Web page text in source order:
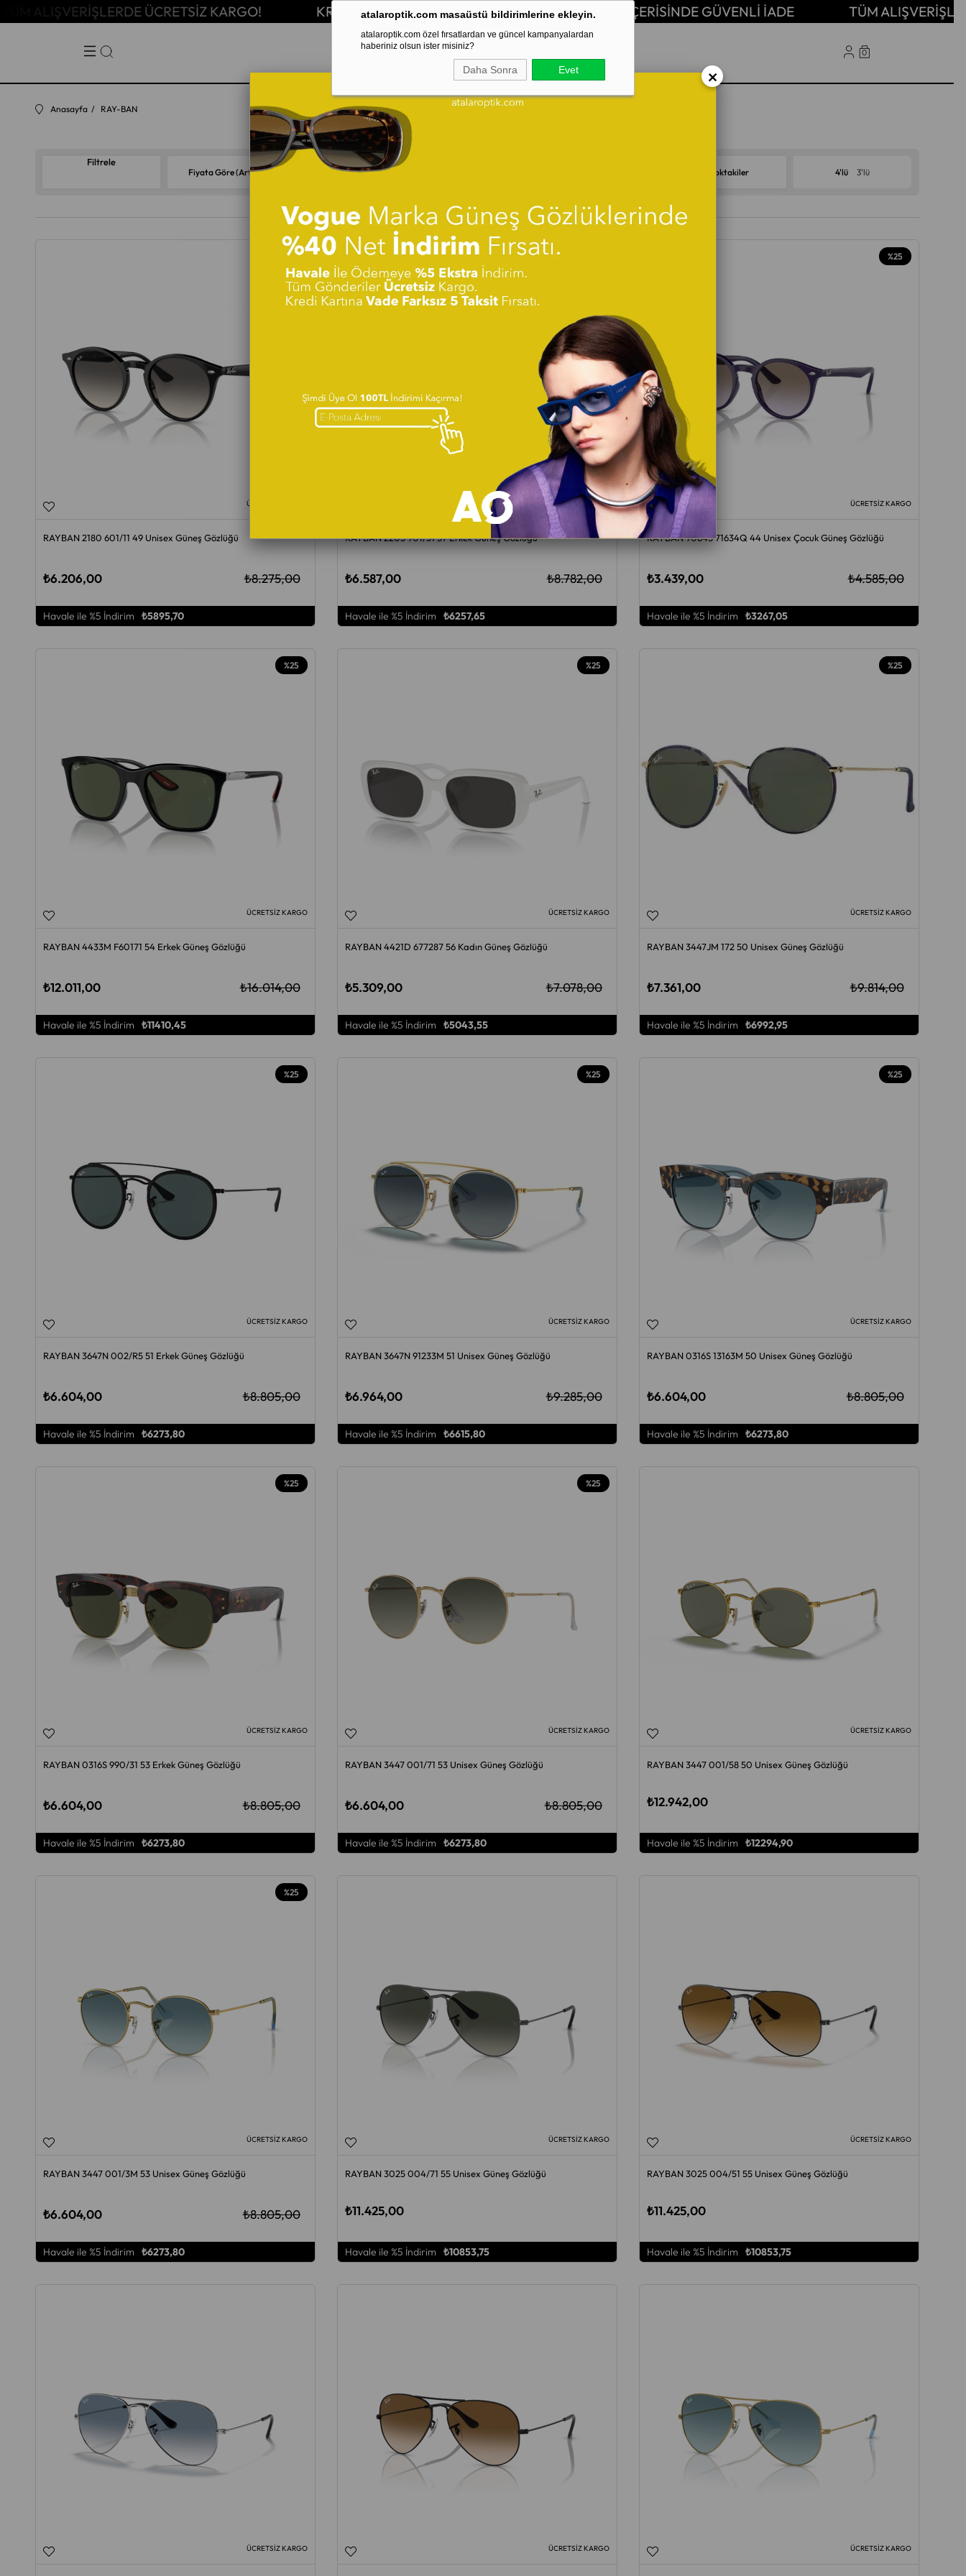
atalaroptik.com masaüstü bildirimlerine ekleyin.
atalaroptik.com özel fırsatlardan ve güncel kampanyalardan
haberiniz olsun ister misiniz?
Daha Sonra Evet
ÜCRETSİZ KARGO! KREDİ KARTINA 9 TAKSİT FIRSATI! 7 GÜN İÇERİSİNDE GÜVENLİ İADE TÜM ALIŞVERİŞLERDE ÜCRETSİZ
0
Anasayfa RAY-BAN
Filtrele
Fiyata Göre (Artan) Fiyata Göre (Azalan) Stoktakiler 4'lü 3'lü
ÜCRETSIZ KARGO
RAYBAN 2180 601/11 49 Unisex Güneş Gözlüğü
₺6.206,00 ₺8.275,00
Havale ile %5 İndirim ₺5895,70
%25
ÜCRETSIZ KARGO
RAYBAN 2205 901/31 57 Erkek Güneş Gözlüğü
₺6.587,00 ₺8.782,00
Havale ile %5 İndirim ₺6257,65
ÜCRETSIZ KARGO
RAYBAN 9064S 71634Q 44 Unisex Çocuk Güneş Gözlüğü
₺3.439,00 ₺4.585,00
Havale ile %5 İndirim ₺3267,05
%25
ÜCRETSIZ KARGO
RAYBAN 4433M F60171 54 Erkek Güneş Gözlüğü
₺12.011,00 ₺16.014,00
Havale ile %5 İndirim ₺11410,45
%25
ÜCRETSIZ KARGO
RAYBAN 4421D 677287 56 Kadın Güneş Gözlüğü
₺5.309,00 ₺7.078,00
Havale ile %5 İndirim ₺5043,55
%25
ÜCRETSIZ KARGO
RAYBAN 3447JM 172 50 Unisex Güneş Gözlüğü
₺7.361,00 ₺9.814,00
Havale ile %5 İndirim ₺6992,95
%25
ÜCRETSIZ KARGO
RAYBAN 3647N 002/R5 51 Erkek Güneş Gözlüğü
₺6.604,00 ₺8.805,00
Havale ile %5 İndirim ₺6273,80
%25
ÜCRETSIZ KARGO
RAYBAN 3647N 91233M 51 Unisex Güneş Gözlüğü
₺6.964,00 ₺9.285,00
Havale ile %5 İndirim ₺6615,80
%25
ÜCRETSIZ KARGO
RAYBAN 0316S 13163M 50 Unisex Güneş Gözlüğü
₺6.604,00 ₺8.805,00
Havale ile %5 İndirim ₺6273,80
%25
ÜCRETSIZ KARGO
RAYBAN 0316S 990/31 53 Erkek Güneş Gözlüğü
₺6.604,00 ₺8.805,00
Havale ile %5 İndirim ₺6273,80
%25
ÜCRETSIZ KARGO
RAYBAN 3447 001/71 53 Unisex Güneş Gözlüğü
₺6.604,00 ₺8.805,00
Havale ile %5 İndirim ₺6273,80
%25
ÜCRETSIZ KARGO
RAYBAN 3447 001/58 50 Unisex Güneş Gözlüğü
₺12.942,00
Havale ile %5 İndirim ₺12294,90
ÜCRETSIZ KARGO
RAYBAN 3447 001/3M 53 Unisex Güneş Gözlüğü
₺6.604,00 ₺8.805,00
Havale ile %5 İndirim ₺6273,80
%25
ÜCRETSIZ KARGO
RAYBAN 3025 004/71 55 Unisex Güneş Gözlüğü
₺11.425,00
Havale ile %5 İndirim ₺10853,75
ÜCRETSIZ KARGO
RAYBAN 3025 004/51 55 Unisex Güneş Gözlüğü
₺11.425,00
Havale ile %5 İndirim ₺10853,75
ÜCRETSIZ KARGO ÜCRETSIZ KARGO ÜCRETSIZ KARGO
×